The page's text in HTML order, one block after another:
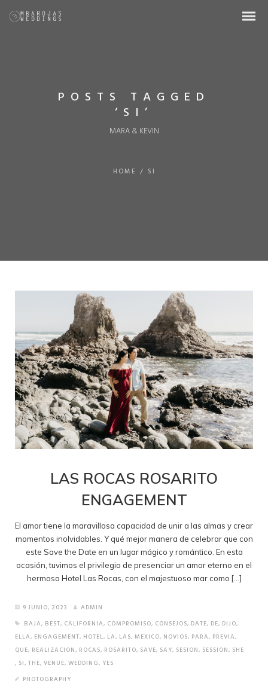
POSTS TAGGED
‘SI’
MARA & KEVIN
HOME / SI
LAS ROCAS ROSARITO
ENGAGEMENT
El amor tiene la maravillosa capacidad de unir a las almas y crear
momentos inolvidables. Y qué mejor manera de celebrar que con
este Save the Date en un lugar mágico y romántico. En esta
ocasión, tuvimos el privilegio de presenciar un amor eterno en el
hermoso Hotel Las Rocas, con el majestuoso mar como […]
9 JUNIO, 2023
ADMIN
BAJA, BEST, CALIFORNIA, COMPROMISO, CONSEJOS, DATE, DE, DIJO,
ELLA, ENGAGEMENT, HOTEL, LA, LAS, MEXICO, NOVIOS, PARA, PREVIA,
QUE, REALIZACION, ROCAS, ROSARITO, SAVE, SAY, SESION, SESSION, SHE
, SI, THE, VENUE, WEDDING, YES
PHOTOGRAPHY